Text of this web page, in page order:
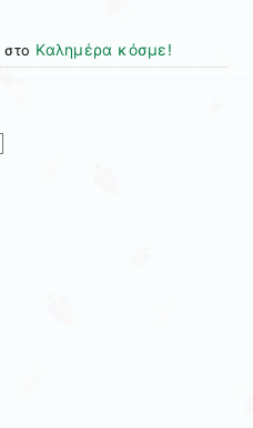
στο Καλημέρα κόσμε!